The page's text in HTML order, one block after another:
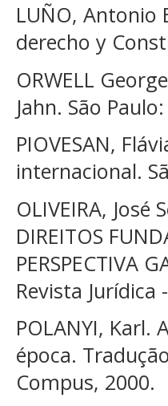
LUÑO, Antonio
derecho y
ORWELL
Jahn. São
PIOVESAN,
internacional.
OLIVEIRA, José
DIREITOS
PERSPECTIVA
Revista Jurídica
POLANYI,
época.
Compus, 2000.